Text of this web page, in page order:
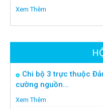
Xem Thêm
Chi bộ 3 trực thuộc
cường nguồn...
Xem Thêm